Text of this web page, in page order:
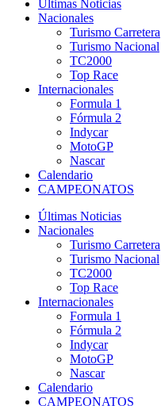
Últimas Noticias
Nacionales
Turismo Carretera
Turismo Nacional
TC2000
Top Race
Internacionales
Formula 1
Fórmula 2
Indycar
MotoGP
Nascar
Calendario
CAMPEONATOS
Últimas Noticias
Nacionales
Turismo Carretera
Turismo Nacional
TC2000
Top Race
Internacionales
Formula 1
Fórmula 2
Indycar
MotoGP
Nascar
Calendario
CAMPEONATOS